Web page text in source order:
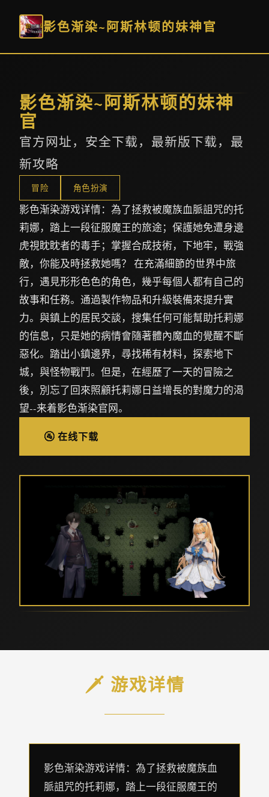
影色渐染~阿斯林顿的妹神官
影色渐染~阿斯林顿的妹神
官
官方网址，安全下载，最新版下载，最
新攻略
冒险 角色扮演
影色渐染游戏详情：為了拯救被魔族血脈詛咒的托
莉娜，踏上一段征服魔王的旅途；保護她免遭身邊
虎視眈眈者的毒手；掌握合成技術，下地牢，戰強
敵，你能及時拯救她嗎？ 在充滿細節的世界中旅
行，遇見形形色色的角色，幾乎每個人都有自己的
故事和任務。通過製作物品和升級裝備來提升實
力。與鎮上的居民交談，搜集任何可能幫助托莉娜
的信息，只是她的病情會隨著體內魔血的覺醒不斷
惡化。踏出小鎮邊界，尋找稀有材料，探索地下
城，與怪物戰鬥。但是，在經歷了一天的冒險之
後，別忘了回來照顧托莉娜日益增長的對魔力的渴
望--来着影色渐染官网。
🚰 在线下载
🗡️ 游戏详情
影色渐染游戏详情：為了拯救被魔族血
脈詛咒的托莉娜，踏上一段征服魔王的